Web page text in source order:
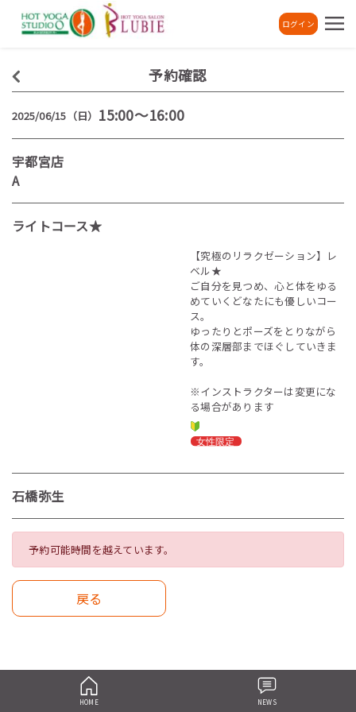
ログイン
予約確認
2025/06/15（日） 15:00～16:00
宇都宮店
A
ライトコース★
【究極のリラクゼーション】レ
ベル★
ご自分を見つめ、心と体をゆる
めていくどなたにも優しいコー
ス。
ゆったりとポーズをとりながら
体の深層部までほぐしていきま
す。
※インストラクターは変更にな
る場合があります
石橋弥生
予約可能時間を越えています。
戻る
HOME NEWS